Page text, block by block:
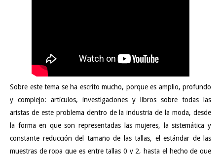
Sobre este tema se ha escrito mucho, porque es amplio, profundo
y complejo: artículos, investigaciones y libros sobre todas las
aristas de este problema dentro de la industria de la moda, desde
la forma en que son representadas las mujeres, la sistemática y
constante reducción del tamaño de las tallas, el estándar de las
muestras de ropa que es entre tallas 0 y 2, hasta el hecho de que